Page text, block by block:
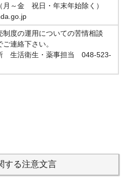
月～金 祝日・年末年始除く）
制度の運用についての苦情相談
連絡下さい。
生活衛生・薬事担当 048-523-
する注意文言